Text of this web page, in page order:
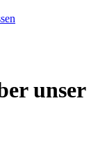
unser